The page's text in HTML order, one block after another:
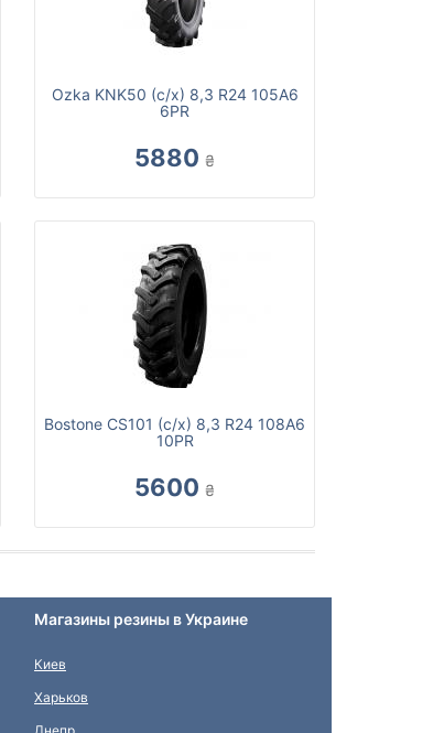
Ozka KNK50 (с/х) 8,3 R24 105A6
6PR
5880 ₴
Bostone CS101 (с/х) 8,3 R24 108A6
10PR
5600 ₴
Магазины резины в Украине
Киев
Харьков